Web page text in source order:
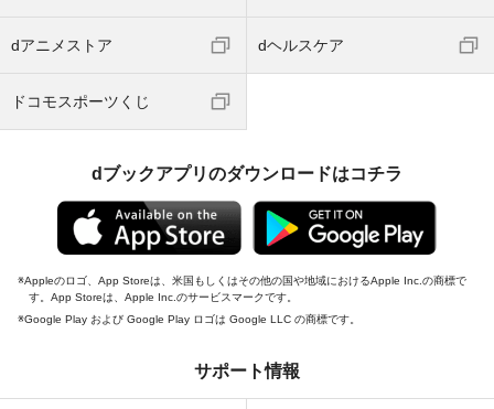
dアニメストア dヘルスケア
ドコモスポーツくじ
dブックアプリのダウンロードはコチラ
Appleのロゴ、App Storeは、米国もしくはその他の国や地域におけるApple Inc.の商標で
す。App Storeは、Apple Inc.のサービスマークです。
Google Play および Google Play ロゴは Google LLC の商標です。
サポート情報